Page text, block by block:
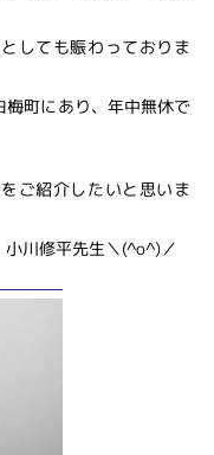
しても賑わっておりま
町にあり、年中無休で
ご紹介したいと思いま
川修平先生＼(^o^)／